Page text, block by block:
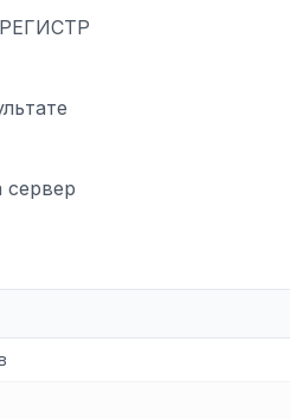
РЕГИСТР
сервер